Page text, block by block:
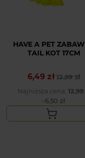
HAVE A PET
TAIL KOT 17CM
Cena podstawowa
12,99 zł
Cena
6,49 zł
Najniższa cena: 12,99
-6,50 zł